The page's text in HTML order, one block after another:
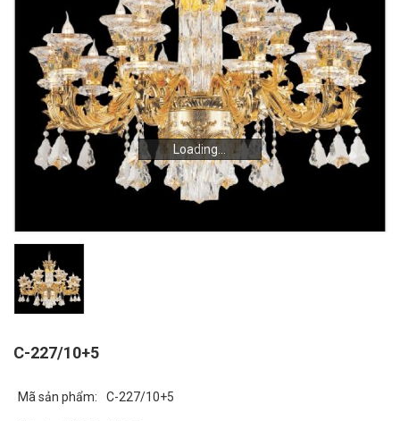
Loading...
Loading...
C-227/10+5
Mã sản phẩm: C-227/10+5